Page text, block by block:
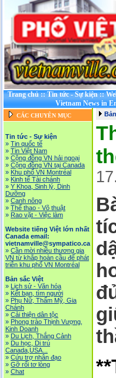
Trang chủ::Tin tức - Sự kiện::
Vietnam News in
CÁC CHUYÊN MỤC
Tin tức - Sự kiện
» Tin quốc tế
» Tin Việt Nam
» Cộng đồng VN hải ngoại
» Cộng đồng VN tại Canada
» Khu phố VN Montréal
» Kinh tế Tài chánh
» Y Khoa, Sinh lý, Dinh
Dưỡng
» Canh nông
» Thể thao - Võ thuật
» Rao vặt - Việc làm
Website tiếng Việt lớn nhất
Canada email:
vietnamville@sympatico.ca
» Cần mời nhiều thương gia
VN từ khắp hoàn cầu để phát
triễn khu phố VN Montréal
Bản sắc Việt
» Lịch sử - Văn hóa
» Kết bạn, tìm người
» Phụ Nữ, Thẩm Mỹ, Gia
Chánh
» Cải thiện dân tộc
» Phong trào Thịnh Vượng,
Kinh Doanh
» Du Lịch, Thắng Cảnh
» Du học, Di trú
Canada,USA...
» Cứu trợ nhân đạo
» Gỡ rối tơ lòng
» Chat